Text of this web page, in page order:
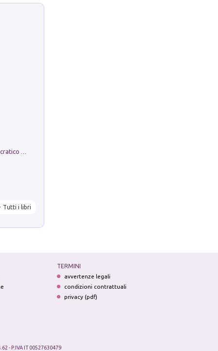
Tutti i libri
TERMINI
avvertenze legali
condizioni contrattuali
privacy (pdf)
- P.IVA IT 00527630479